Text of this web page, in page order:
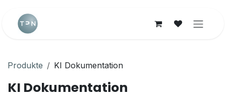
Produkte KI Dokumentation
KI Dokumentation